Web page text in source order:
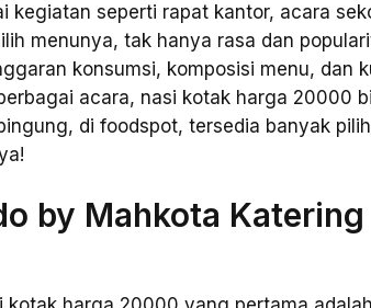
kegiatan seperti rapat kantor, acara
menunya, tak hanya rasa dan
konsumsi, komposisi menu, dan
acara, nasi kotak harga 20000
di foodspot, tersedia banyak
by Mahkota Katering